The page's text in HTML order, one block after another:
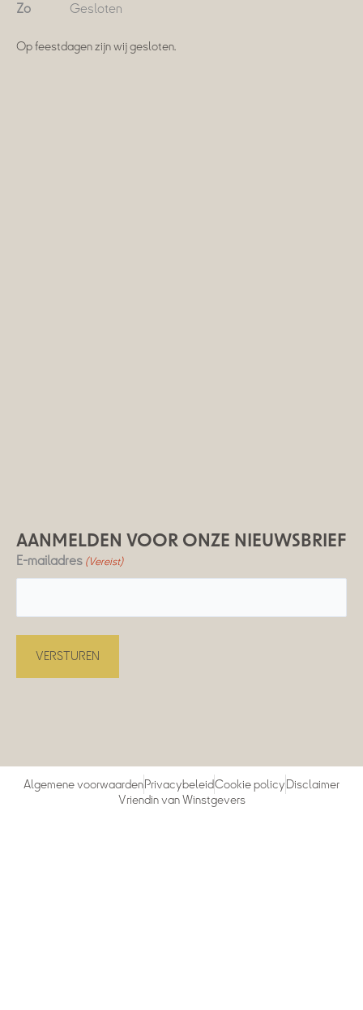
Zo
Gesloten
Op feestdagen zijn wij gesloten.
AANMELDEN VOOR ONZE NIEUWSBRIEF
E-mailadres (Vereist)
Algemene voorwaardenPrivacybeleidCookie policyDisclaimer
Vriendin van Winstgevers